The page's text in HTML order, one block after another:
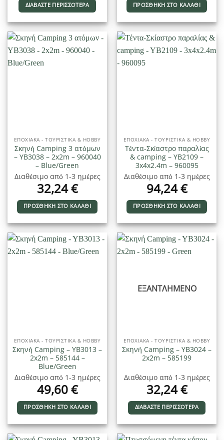
ΔΙΑΒΆΣΤΕ ΠΕΡΙΣΣΌΤΕΡΑ ΠΡΟΣΘΉΚΗ ΣΤΟ ΚΑΛΆΘΙ
ΕΠΟΧΙΑΚΑ - ΤΟΥΡΙΣΤΙΚΑ & HOBBY
Σκηνή Camping 3 ατόμων
– YB3038 – 2x2m – 960040
– Blue/Green
Διαθέσιμο από 1-3 ημέρες
32,24€
ΠΡΟΣΘΉΚΗ ΣΤΟ ΚΑΛΆΘΙ
ΕΠΟΧΙΑΚΑ - ΤΟΥΡΙΣΤΙΚΑ & HOBBY
Τέντα-Σκίαστρο παραλίας
& camping – YB2109 –
3x4x2.4m – 960095
Διαθέσιμο από 1-3 ημέρες
94,24€
ΠΡΟΣΘΉΚΗ ΣΤΟ ΚΑΛΆΘΙ
ΕΠΟΧΙΑΚΑ - ΤΟΥΡΙΣΤΙΚΑ & HOBBY
Σκηνή Camping – YB3013 –
2x2m – 585144 –
Blue/Green
Διαθέσιμο από 1-3 ημέρες
49,60€
ΠΡΟΣΘΉΚΗ ΣΤΟ ΚΑΛΆΘΙ
ΕΞΑΝΤΛΗΜΈΝΟ
ΕΠΟΧΙΑΚΑ - ΤΟΥΡΙΣΤΙΚΑ & HOBBY
Σκηνή Camping – YB3024 –
2x2m – 585199
Διαθέσιμο από 1-3 ημέρες
32,24€
ΔΙΑΒΆΣΤΕ ΠΕΡΙΣΣΌΤΕΡΑ